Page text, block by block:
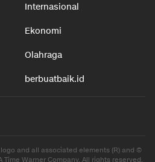
Internasional
Ekonomi
Olahraga
berbuatbaik.id
and all associated elements (R) and ©
Time Warner Company. All rights reserved.